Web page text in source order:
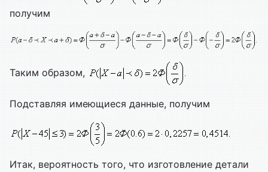
получим
Таким образом,
Подставляя имеющиеся данные, получим
Итак, вероятность того, что изготовление детали